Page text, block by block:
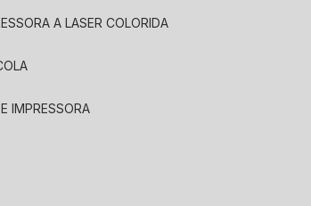
A LASER COLORIDA
IMPRESSORA